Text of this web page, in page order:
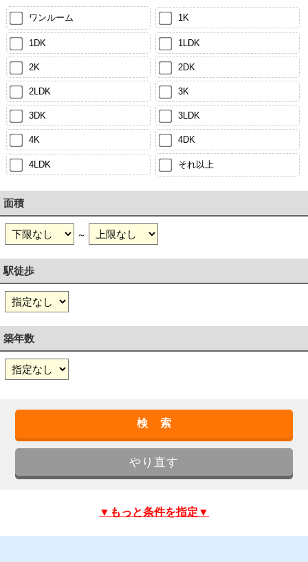
ワンルーム 1K
1DK 1LDK
2K 2DK
2LDK 3K
3DK 3LDK
4K 4DK
4LDK それ以上
面積
～
駅徒歩
築年数
▼もっと条件を指定▼